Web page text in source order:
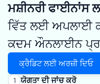
ਮਸ਼ੀਨਰੀ ਫਾਈਨਾਂਸ
ਵਿੱਤ ਲਈ ਅਪਲਾਈ
ਕਦਮ ਔਨਲਾਈਨ
ਕ੍ਰੈਡਿਟ ਲਈ ਅਰਜ਼ੀ ਦਿਓ
1 ਯੋਗਤਾ ਦੀ ਜਾਂਚ ਕਰੋ